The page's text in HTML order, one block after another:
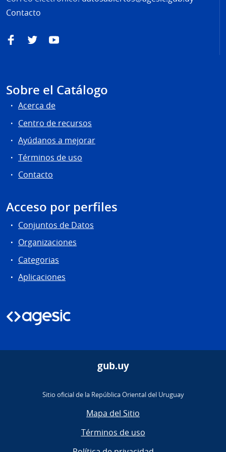
Contacto
FacebookTwitterYouTube
Sobre el Catálogo
Acerca de
Centro de recursos
Ayúdanos a mejorar
Términos de uso
Contacto
Acceso por perfiles
Conjuntos de Datos
Organizaciones
Categorias
Aplicaciones
gub.uy
Sitio oficial de la República Oriental del Uruguay
Mapa del Sitio
Términos de uso